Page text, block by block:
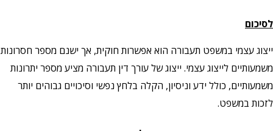
לסיכום
ייצוג עצמי במשפט תעבורה הוא אפשרות חוקית, אך ישנם מספר חסרונות
משמעותיים לייצוג עצמי. ייצוג של עורך דין תעבורה מציע מספר יתרונות
משמעותיים, כולל ידע וניסיון, הקלה בלחץ נפשי וסיכויים גבוהים יותר
לזכות במשפט.